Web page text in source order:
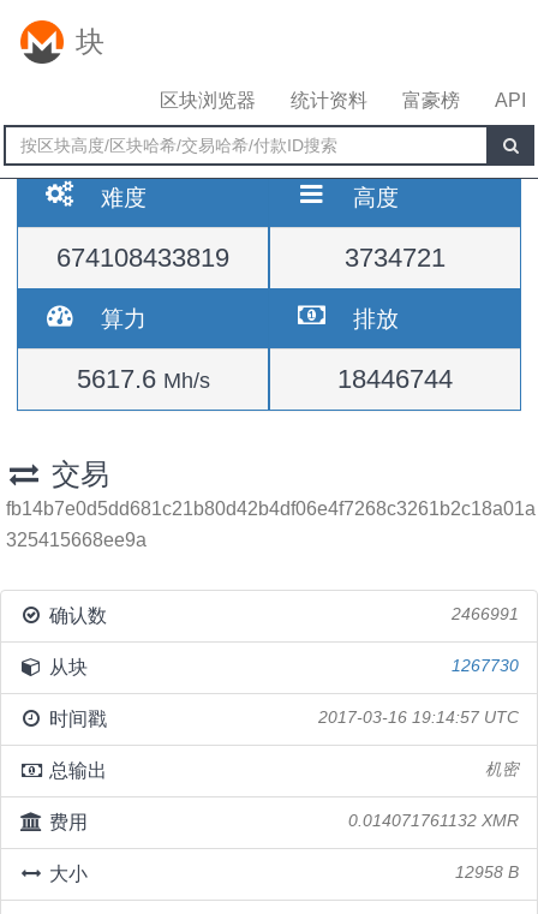
块
区块浏览器 统计资料 富豪榜 API
难度
674108433819
高度
3734721
算力
5617.6 Mh/s
排放
18446744
交易
fb14b7e0d5dd681c21b80d42b4df06e4f7268c3261b2c18a01a
325415668ee9a
确认数 2466991
从块 1267730
时间戳 2017-03-16 19:14:57 UTC
总输出 机密
费用 0.014071761132 XMR
大小 12958 B